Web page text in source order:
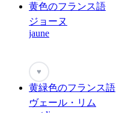
黄色のフランス語
ジョーヌ
jaune
♥
黄緑色のフランス語
ヴェール・リム